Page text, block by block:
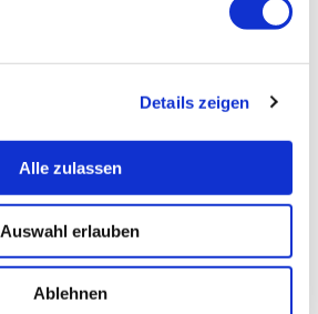
Details zeigen
Alle zulassen
Auswahl erlauben
Ablehnen